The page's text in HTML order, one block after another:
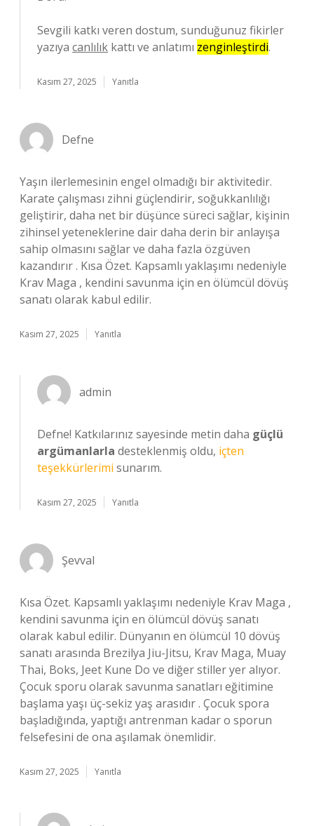
Sevgili katkı veren dostum, sunduğunuz fikirler
yazıya canlılık kattı ve anlatımı zenginleştirdi.
Kasım 27, 2025 Yanıtla
Defne
Yaşın ilerlemesinin engel olmadığı bir aktivitedir.
Karate çalışması zihni güçlendirir, soğukkanlılığı
geliştirir, daha net bir düşünce süreci sağlar, kişinin
zihinsel yeteneklerine dair daha derin bir anlayışa
sahip olmasını sağlar ve daha fazla özgüven
kazandırır . Kısa Özet. Kapsamlı yaklaşımı nedeniyle
Krav Maga , kendini savunma için en ölümcül dövüş
sanatı olarak kabul edilir.
Kasım 27, 2025 Yanıtla
admin
Defne! Katkılarınız sayesinde metin daha güçlü
argümanlarla desteklenmiş oldu, içten
teşekkürlerimi sunarım.
Kasım 27, 2025 Yanıtla
Şevval
Kısa Özet. Kapsamlı yaklaşımı nedeniyle Krav Maga ,
kendini savunma için en ölümcül dövüş sanatı
olarak kabul edilir. Dünyanın en ölümcül 10 dövüş
sanatı arasında Brezilya Jiu-Jitsu, Krav Maga, Muay
Thai, Boks, Jeet Kune Do ve diğer stiller yer alıyor.
Çocuk sporu olarak savunma sanatları eğitimine
başlama yaşı üç-sekiz yaş arasıdır . Çocuk spora
başladığında, yaptığı antrenman kadar o sporun
felsefesini de ona aşılamak önemlidir.
Kasım 27, 2025 Yanıtla